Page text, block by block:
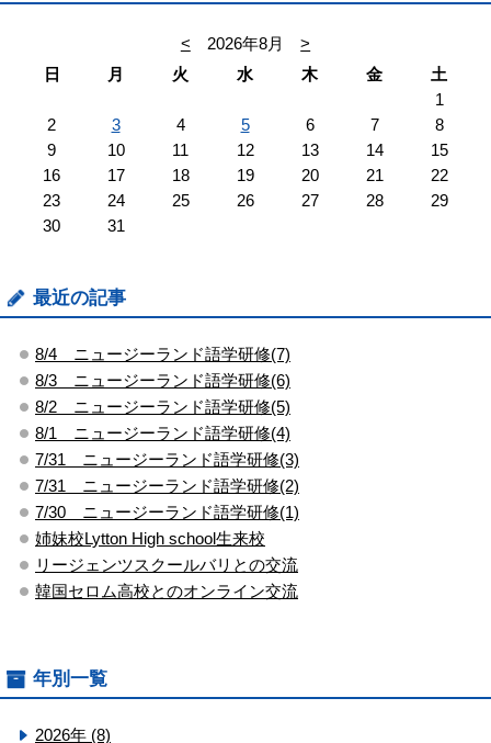
< 2026年8月
>
日
月 火 水 木 金
土
1
2
3 4 5 6 7
8
9
10 11 12 13 14
15
16
17 18 19 20 21
22
23
24 25 26 27 28
29
30
31
最近の記事
8/4 ニュージーランド語学研修(7)
8/3 ニュージーランド語学研修(6)
8/2 ニュージーランド語学研修(5)
8/1 ニュージーランド語学研修(4)
7/31 ニュージーランド語学研修(3)
7/31 ニュージーランド語学研修(2)
7/30 ニュージーランド語学研修(1)
姉妹校Lytton High school生来校
リージェンツスクールバリとの交流
韓国セロム高校とのオンライン交流
年別一覧
2026年 (8)